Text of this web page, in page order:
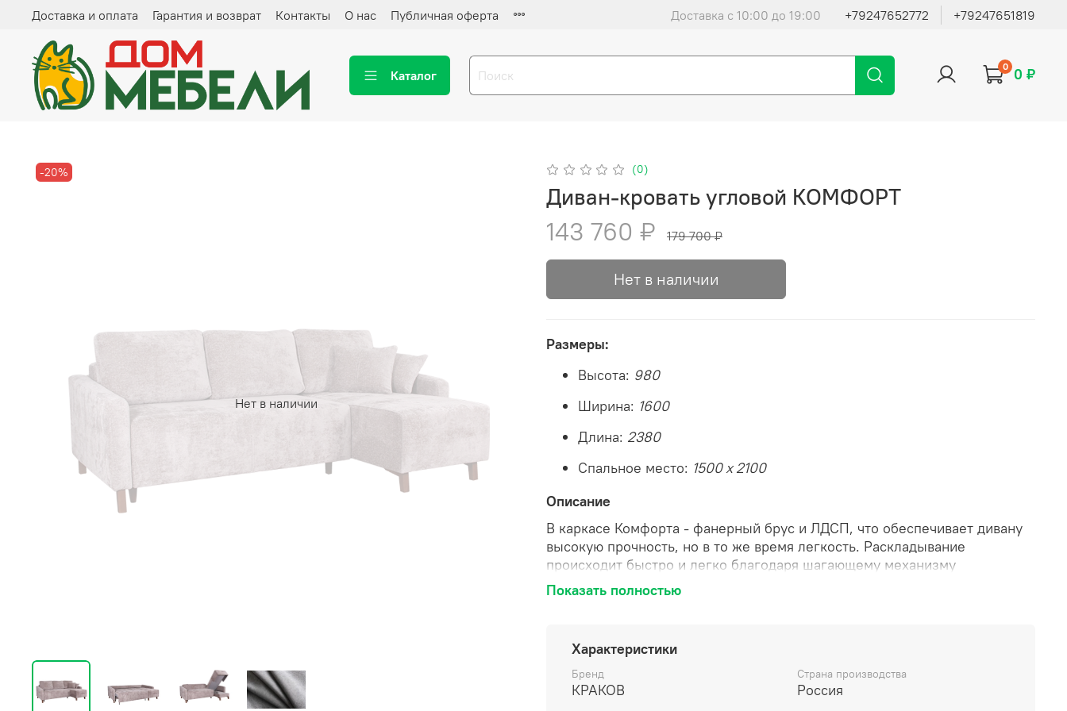
Доставка и оплата Гарантия и возврат Контакты О нас Публичная оферта Доставка с 10:00 до 19:00 +79247652772 +79247651819
Каталог
0 0 ₽
Нет в наличии
-20% (0)
Диван-кровать угловой КОМФОРТ
143 760 ₽ 179 700 ₽
Нет в наличии
Размеры:
Высота: 980
Ширина: 1600
Длина: 2380
Спальное место: 1500 х 2100
Описание
В каркасе Комфорта - фанерный брус и ЛДСП, что обеспечивает дивану
высокую прочность, но в то же время легкость. Раскладывание
происходит быстро и легко благодаря шагающему механизму
«пантограф». В основании сидений - пружинная змейка и независимый
пружинный блок в сочетании с высокоэластичным ППУ и
благодаря которым его владелец сможет полноценно отдохнуть и как
следует расслабиться.
Показать полностью
Характеристики
Бренд
КРАКОВ
Страна производства
Россия